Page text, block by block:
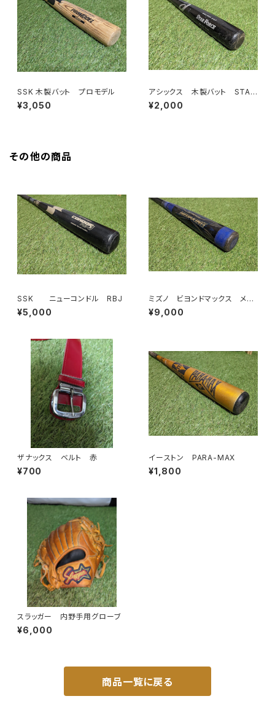
SSK 木製バット プロモデル
¥3,050
アシックス 木製バット STAR
FORCE
¥2,000
その他の商品
SSK ニューコンドル RBJ
¥5,000
ミズノ ビヨンドマックス メガ
キング
¥9,000
ザナックス ベルト 赤
¥700
イーストン PARA-MAX
¥1,800
スラッガー 内野手用グローブ
¥6,000
商品一覧に戻る